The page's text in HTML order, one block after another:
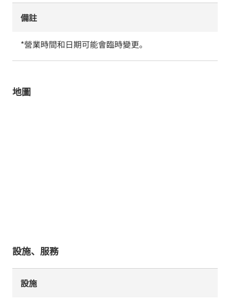
備註
*營業時間和日期可能會臨時變更。
地圖
設施、服務
設施